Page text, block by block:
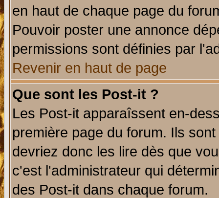
en haut de chaque page du
Pouvoir poster une annonce
permissions sont définies par
Revenir en haut de page
Que sont les Post-it ?
Les Post-it apparaîssent en-
première page du forum. Ils
devriez donc les lire dès que
c'est l'administrateur qui
des Post-it dans chaque forum.